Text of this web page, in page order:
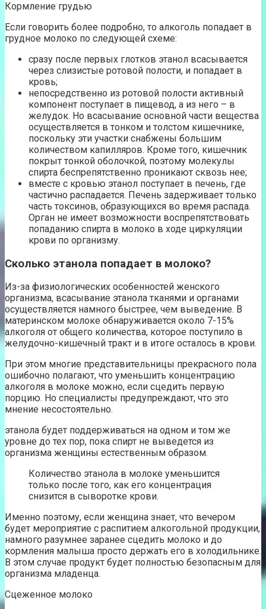
Кормление грудью
Если говорить более подробно, то алкоголь попадает в
грудное молоко по следующей схеме:
сразу после первых глотков этанол всасывается
через слизистые ротовой полости, и попадает в
кровь;
непосредственно из ротовой полости активный
компонент поступает в пищевод, а из него – в
желудок. Но всасывание основной части вещества
осуществляется в тонком и толстом кишечнике,
поскольку эти участки снабжены большим
количеством капилляров. Кроме того, кишечник
покрыт тонкой оболочкой, поэтому молекулы
спирта беспрепятственно проникают сквозь нее;
вместе с кровью этанол поступает в печень, где
частично распадается. Печень задерживает только
часть токсинов, образующихся во время распада.
Орган не имеет возможности воспрепятствовать
попаданию спирта в молоко в ходе циркуляции
крови по организму.
Сколько этанола попадает в молоко?
Из-за физиологических особенностей женского
организма, всасывание этанола тканями и органами
осуществляется намного быстрее, чем выведение. В
материнском молоке обнаруживается около 7-15%
алкоголя от общего количества, которое поступило в
желудочно-кишечный тракт и в итоге осталось в крови.
При этом многие представительницы прекрасного пола
ошибочно полагают, что уменьшить концентрацию
алкоголя в молоке можно, если сцедить первую
порцию. Но специалисты предупреждают, что это
мнение несостоятельно.
этанола будет поддерживаться на одном и том же
уровне до тех пор, пока спирт не выведется из
организма женщины естественным образом.
Количество этанола в молоке уменьшится
только после того, как его концентрация
снизится в сыворотке крови.
Именно поэтому, если женщина знает, что вечером
будет мероприятие с распитием алкогольной продукции,
намного разумнее заранее сцедить молоко и до
кормления малыша просто держать его в холодильнике.
В этом случае продукт будет полностью безопасным для
организма младенца.
Сцеженное молоко